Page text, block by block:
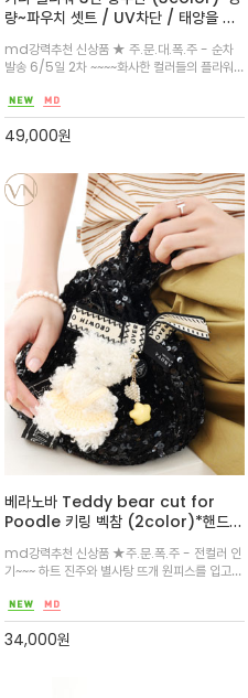
량~파우치 셋트 / UV차단 / 태양을 막
는 힛 실린더 / 썬과 레인 모두 가능한
양우산 / 멋스러운 아트프린트와 자외선
차단율 99.9%의 3단 접이식 양 우산
md강력추천 신상품 ★ 주.문.대.폭.주 - 순차
발송 6/5일 2차 ~~~~화사한 컬러들의 플라워
암막 코팅/ 컬러 마차 프린트가 너무 이쁜~사이
즈도 부담없어 백안에 쏙~
49,000원
베라노바 Teddy bear cut for
Poodle 키링 벡참 (2color)*핸드메
는 귀여운 인형키링~러블리한 애착템이
되었으면 합니다
md강력추천 신상품 ★주.문.폭.주 - 전컬러 인
기~~~ 하트 진주와 별사탕 뜨개 원피스를 입고
레이어링 하여 스타일링하기 좋은 아이템
34,000원